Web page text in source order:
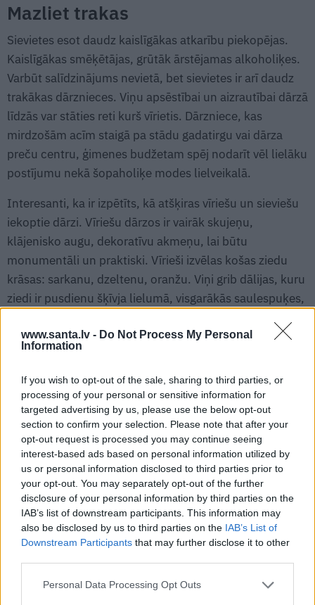
www.santa.lv - Do Not Process My Personal
Information
If you wish to opt-out of the sale, sharing to third parties, or
processing of your personal or sensitive information for
targeted advertising by us, please use the below opt-out
section to confirm your selection. Please note that after your
opt-out request is processed you may continue seeing
interest-based ads based on personal information utilized by
us or personal information disclosed to third parties prior to
your opt-out. You may separately opt-out of the further
disclosure of your personal information by third parties on the
IAB’s list of downstream participants. This information may
also be disclosed by us to third parties on the IAB’s List of
Downstream Participants that may further disclose it to other
Personal Data Processing Opt Outs
Mazliet trakas
Sievietes esot daudz kaislīgākas atkarību piekopējas.
Kaislīgākas smēķētājas, grūtāk ārstējamas alkoholiķes.
Varbūt salīdzinājums nevietā, bet sievietes ir arī daudz
trakākas dārznieces. Viņu apsēstībai un aizrautībai dārzā
līdzās var stāties reti kurš vīrietis. Dārzniece, kas
mirdzošām acīm staigā pa stādu gadatirgu vai dārza
preču centru, ģimenes budžetam spēj nodarīt vēl lielāku
postījumu nekā šopaholiķe modes lielveikalā.
Interesanti, ka ir izpētīts, kā atšķiras vīriešu un sieviešu
iekoptie dārzi. Vīriešu dārzos ir vairāk skujeņu,
klājenisko augu, dekoratīvu akmeņu, lai būtu
monumentāli un praktiski. Vīrieši izvēlas košas ziedu
krāsas: sarkanu, dzeltenu, oranžu. Viņi grib dālijas, kuru
ziedi ir pusdienu šķīvja lielumā, visgarākās saulespuķes,
Šī pieeja vērsta uz mērķi, rezultātu – vislielāko, košāko.
Nu gluži kā ar lielāko noķerto zivi un
automašīnu… Vīriešu dārzos valda kārtība: tulpju dobe,
liliju dobe, stingras apmalītes.
Sieviešu dārzi ir kā stihija. Viņas biežāk visu stāda ņigu
ņegu, jo vienmēr ir ieraudzījušas kādu brīnišķīgu puķīti,
kuru viņām noteikti vajag, un tad to kaut kur iebaksta
citām pa vidu. Sieviešu dārzos ir vairāk ziedu nekā
skulpturālu augu. Neparasti pasteļtoņi – lašu un
aprikožu krāsa, dažādi rozā, maigi gaišzilie, krēmkrāsas
un violetie ziedi. Sievietēm ir svarīga ziedu smarža,
oranžas rozes bez smaržas? Vīrietis nekad nemetīs